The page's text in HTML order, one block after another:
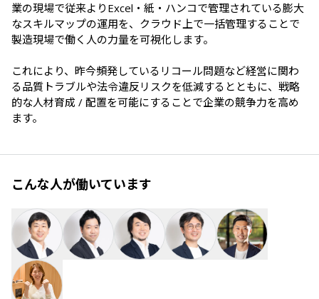
業の現場で従来よりExcel・紙・ハンコで管理されている膨大
なスキルマップの運用を、クラウド上で一括管理することで
製造現場で働く人の力量を可視化します。
これにより、昨今頻発しているリコール問題など経営に関わ
る品質トラブルや法令違反リスクを低減するとともに、戦略
的な人材育成 / 配置を可能にすることで企業の競争力を高め
こんな人が働いています